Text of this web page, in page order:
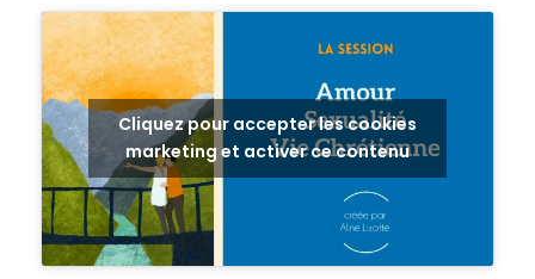
Cliquez pour accepter les cookies
marketing et activer ce contenu